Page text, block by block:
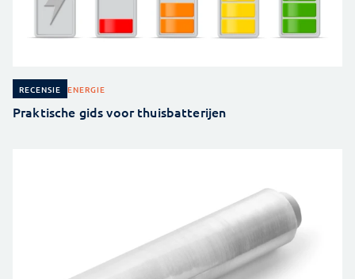
RECENSIE ENERGIE
Praktische gids voor thuisbatterijen